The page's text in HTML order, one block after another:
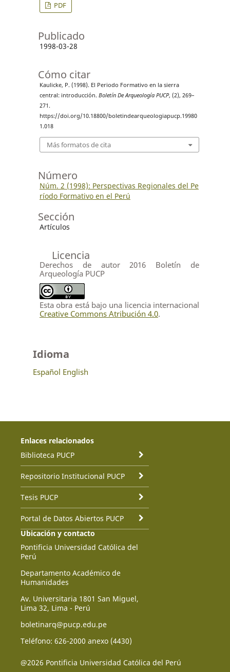
PDF
Publicado
1998-03-28
Cómo citar
Kaulicke, P. (1998). El Periodo Formativo en la sierra
central: introducción. Boletín De Arqueología PUCP, (2), 269–
271.
https://doi.org/10.18800/boletindearqueologiapucp.19980
1.018
Más formatos de cita
Número
Núm. 2 (1998): Perspectivas Regionales del Pe
ríodo Formativo en el Perú
Sección
Artículos
Licencia
Derechos de autor 2016 Boletín de
Arqueología PUCP
Esta obra está bajo una licencia internacional
Creative Commons Atribución 4.0.
Idioma
Español English
Enlaces relacionados
Biblioteca PUCP
Repositorio Institucional PUCP
Tesis PUCP
Portal de Datos Abiertos PUCP
Ubicación y contacto
Pontificia Universidad Católica del
Perú
Departamento Académico de
Humanidades
Av. Universitaria 1801 San Miguel,
Lima 32, Lima - Perú
boletinarq@pucp.edu.pe
Teléfono: 626-2000 anexo (4430)
@2026 Pontificia Universidad Católica del Perú